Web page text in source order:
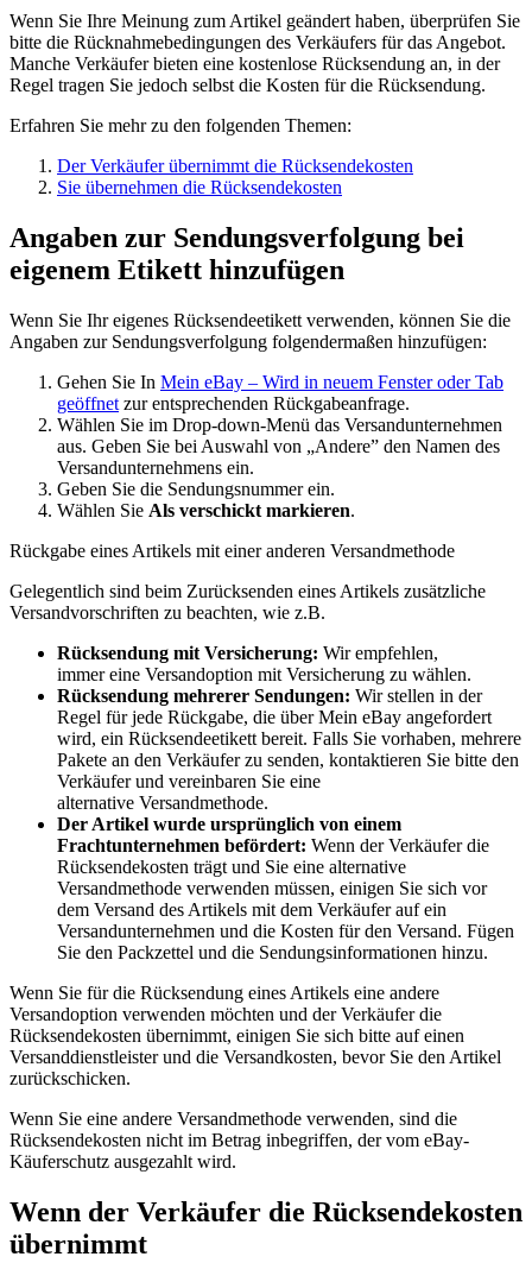
Wenn Sie Ihre Meinung zum Artikel geändert haben, überprüfen Sie
bitte die Rücknahmebedingungen des Verkäufers für das Angebot.
Manche Verkäufer bieten eine kostenlose Rücksendung an, in der
Regel tragen Sie jedoch selbst die Kosten für die Rücksendung.
Erfahren Sie mehr zu den folgenden Themen:
Der Verkäufer übernimmt die Rücksendekosten
Sie übernehmen die Rücksendekosten
Angaben zur Sendungsverfolgung bei
eigenem Etikett hinzufügen
Wenn Sie Ihr eigenes Rücksendeetikett verwenden, können Sie die
Angaben zur Sendungsverfolgung folgendermaßen hinzufügen:
Gehen Sie In Mein eBay – Wird in neuem Fenster oder Tab
geöffnet zur entsprechenden Rückgabeanfrage.
Wählen Sie im Drop-down-Menü das Versandunternehmen
aus. Geben Sie bei Auswahl von „Andere” den Namen des
Versandunternehmens ein.
Geben Sie die Sendungsnummer ein.
Wählen Sie Als verschickt markieren.
Rückgabe eines Artikels mit einer anderen Versandmethode
Gelegentlich sind beim Zurücksenden eines Artikels zusätzliche
Versandvorschriften zu beachten, wie z.B.
Rücksendung mit Versicherung: Wir empfehlen,
immer eine Versandoption mit Versicherung zu wählen.
Rücksendung mehrerer Sendungen: Wir stellen in der
Regel für jede Rückgabe, die über Mein eBay angefordert
wird, ein Rücksendeetikett bereit. Falls Sie vorhaben, mehrere
Pakete an den Verkäufer zu senden, kontaktieren Sie bitte den
Verkäufer und vereinbaren Sie eine
alternative Versandmethode.
Der Artikel wurde ursprünglich von einem
Frachtunternehmen befördert: Wenn der Verkäufer die
Rücksendekosten trägt und Sie eine alternative
Versandmethode verwenden müssen, einigen Sie sich vor
dem Versand des Artikels mit dem Verkäufer auf ein
Versandunternehmen und die Kosten für den Versand. Fügen
Sie den Packzettel und die Sendungsinformationen hinzu.
Wenn Sie für die Rücksendung eines Artikels eine andere
Versandoption verwenden möchten und der Verkäufer die
Rücksendekosten übernimmt, einigen Sie sich bitte auf einen
Versanddienstleister und die Versandkosten, bevor Sie den Artikel
zurückschicken.
Wenn Sie eine andere Versandmethode verwenden, sind die
Rücksendekosten nicht im Betrag inbegriffen, der vom eBay-
Käuferschutz ausgezahlt wird.
Wenn der Verkäufer die Rücksendekosten
übernimmt